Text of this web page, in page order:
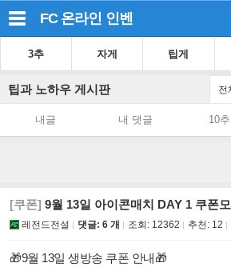
FC 온라인 인벤
3추 자게 팁게
팁과 노하우 게시판 전
내글 내 댓글 10
[쿠폰] 9월 13일 아이콘매치 DAY 1 쿠폰
레전드전설 댓글: 6 개 조회: 12362 추천: 12
🎁9월 13일 생방송 쿠폰 안내🎁